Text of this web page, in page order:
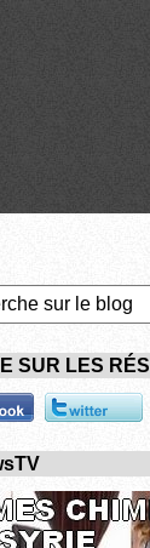
SUR LES